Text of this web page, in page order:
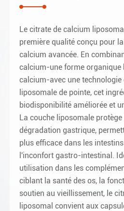
Le citrate de calcium
première qualité conçu pour
calcium avancée. En
calcium-une forme organique
calcium-avec une
liposomale de pointe, cet
biodisponibilité améliorée et
La couche liposomale
dégradation gastrique,
plus efficace dans les
l'inconfort gastro-intestinal.
utilisation dans les
ciblant la santé des os, la
soutien au vieillissement, le
liposomal convient aux